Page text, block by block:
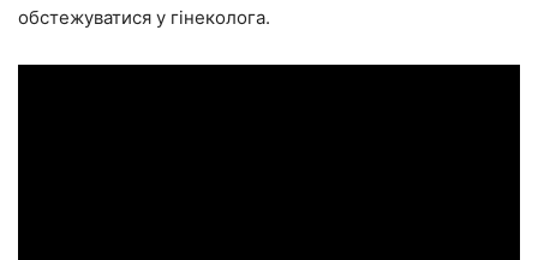
обстежуватися у гінеколога.